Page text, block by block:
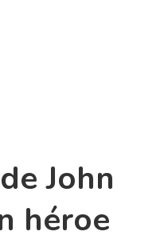
John
héroe